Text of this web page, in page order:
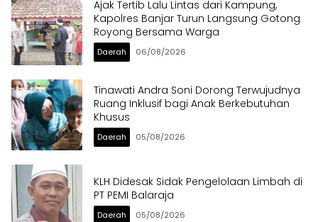
Ajak Tertib Lalu Lintas dari Kampung,
Kapolres Banjar Turun Langsung Gotong
Royong Bersama Warga
Daerah 06/08/2026
Tinawati Andra Soni Dorong Terwujudnya
Ruang Inklusif bagi Anak Berkebutuhan
Khusus
Daerah 05/08/2026
KLH Didesak Sidak Pengelolaan Limbah di
PT PEMI Balaraja
Daerah 05/08/2026